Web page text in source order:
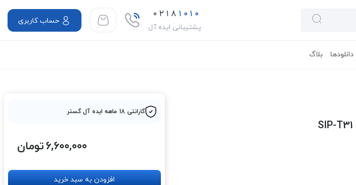
۰۲۱۸ ۱۰۱۰
پشتیبانی ایده آل
حساب کاربری
دانلودها بلاگ
گارانتی 18 ماهه ایده آل گستر
6,600,000تومان
افزودن به سبد خرید